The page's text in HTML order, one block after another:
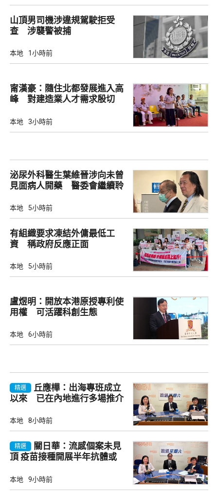
山頂男司機涉違規駕駛拒受
查 涉襲警被捕
本地 1小時前
甯漢豪：隨住北都發展進入高
峰 對建造業人才需求殷切
本地 3小時前
泌尿外科醫生葉維晉涉向未曾
見面病人開藥 醫委會繼續聆
本地 5小時前
有組織要求凍結外傭最低工
資 稱政府反應正面
本地 5小時前
盧煜明：開放本港原授專利使
用權 可活躍科創生態
本地 6小時前
精選
丘應樺：出海專班成立
以來 已在內地進行多場推介
本地 8小時前
精選
關日華：流感個案未見
頂 疫苗接種開展半年抗體或
本地 9小時前